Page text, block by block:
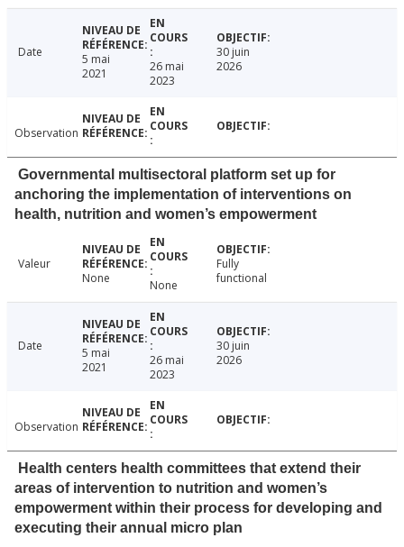
Date
5 mai
2021
26 mai
2023
30 juin
2026
Observation
Governmental multisectoral platform set up for
anchoring the implementation of interventions on
health, nutrition and women’s empowerment
Valeur
None
None
Fully
functional
Date
5 mai
2021
26 mai
2023
30 juin
2026
Observation
Health centers health committees that extend their
areas of intervention to nutrition and women’s
empowerment within their process for developing and
executing their annual micro plan